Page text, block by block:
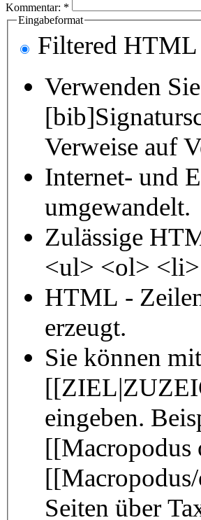
Kommentar: *
Eingabeformat
Filtered HTML
Verwenden
Verweise auf
Internet- und
umgewandelt.
Zulässige
<ul> <ol>
HTML -
erzeugt.
Sie können
eingeben.
[[Macropodus
Seiten über